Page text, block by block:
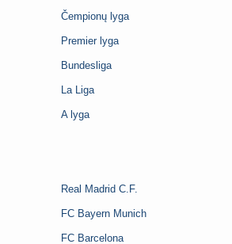
Čempionų lyga
Premier lyga
Bundesliga
La Liga
A lyga
Real Madrid C.F.
FC Bayern Munich
FC Barcelona